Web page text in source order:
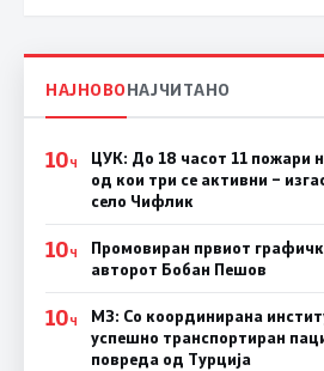
НАЈНОВОНАЈЧИТАНО
10Ч
ЦУК: До 18 часот 11 пожари
од кои три се активни –
село Чифлик
10Ч
Промовиран првиот
авторот Бобан Пешов
10Ч
МЗ: Со координирана
успешно транспортиран
повреда од Турција